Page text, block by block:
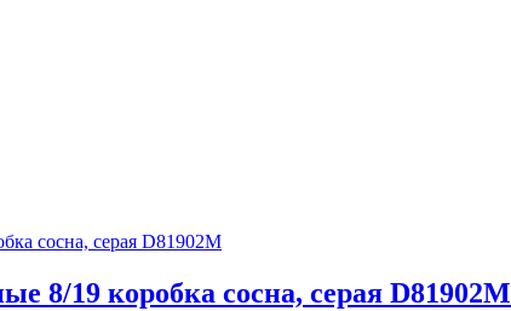
8/19 коробка сосна, серая D81902M